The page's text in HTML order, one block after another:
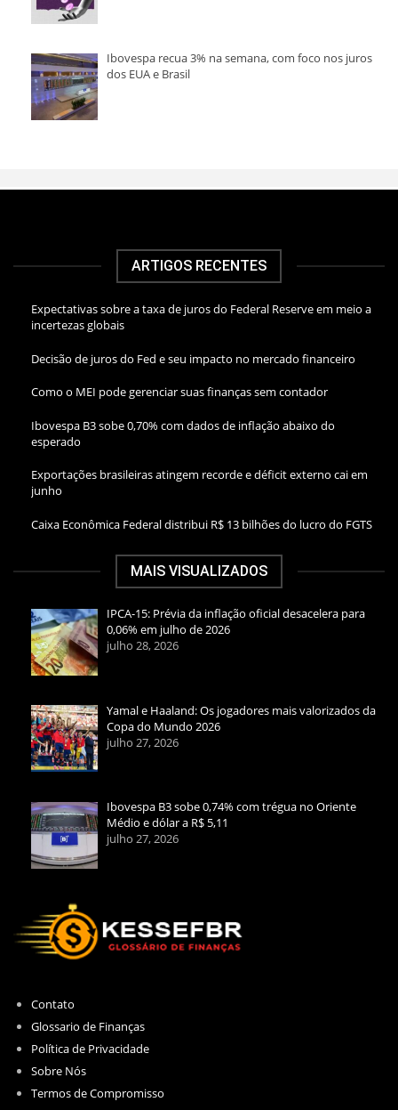
Ibovespa recua 3% na semana, com foco nos juros
dos EUA e Brasil
ARTIGOS RECENTES
Expectativas sobre a taxa de juros do Federal Reserve em meio a
incertezas globais
Decisão de juros do Fed e seu impacto no mercado financeiro
Como o MEI pode gerenciar suas finanças sem contador
Ibovespa B3 sobe 0,70% com dados de inflação abaixo do
esperado
Exportações brasileiras atingem recorde e déficit externo cai em
junho
Caixa Econômica Federal distribui R$ 13 bilhões do lucro do FGTS
MAIS VISUALIZADOS
IPCA-15: Prévia da inflação oficial desacelera para
0,06% em julho de 2026
julho 28, 2026
Yamal e Haaland: Os jogadores mais valorizados da
Copa do Mundo 2026
julho 27, 2026
Ibovespa B3 sobe 0,74% com trégua no Oriente
Médio e dólar a R$ 5,11
julho 27, 2026
Contato
Glossario de Finanças
Política de Privacidade
Sobre Nós
Termos de Compromisso